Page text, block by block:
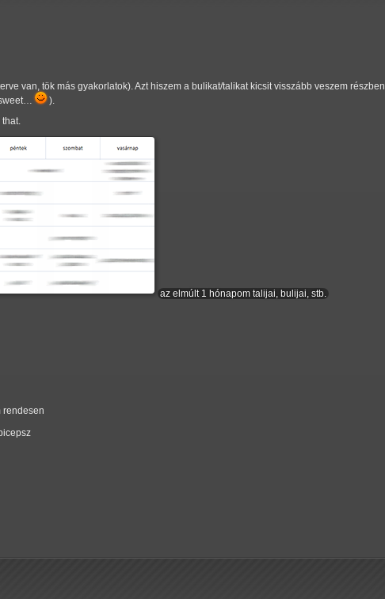
van, tök más gyakorlatok). Azt hiszem a bulikat/talikat kicsit visszább veszem részben
).
az elmúlt 1 hónapom talijai, bulijai, stb.
rendesen